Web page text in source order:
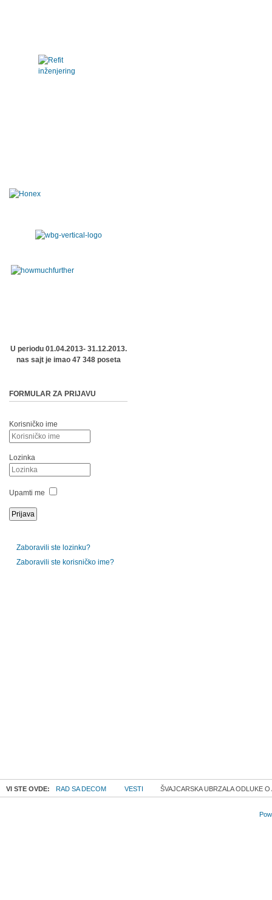
U periodu 01.04.2013- 31.12.2013.
nas sajt je imao 47 348 poseta
FORMULAR ZA PRIJAVU
Korisničko ime
Lozinka
Upamti me
Zaboravili ste lozinku?
Zaboravili ste korisničko ime?
VI STE OVDE: RAD SA DECOM VESTI ŠVAJCARSKA UBRZALA ODLUKE